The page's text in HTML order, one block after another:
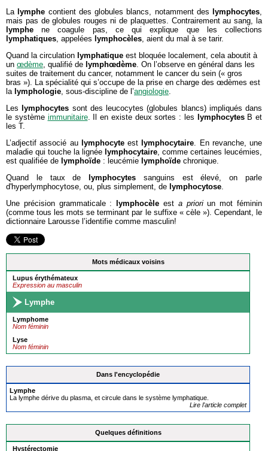
Mots médicaux voisins
Lupus érythémateux
Expression au masculin
Lymphe
Lymphome
Nom féminin
Lyse
Nom féminin
Dans l'encyclopédie
Lymphe
La lymphe dérive du plasma, et circule dans le système lymphatique.
Lire l'article complet
Quelques définitions
Hystérectomie
La lymphe contient des globules blancs, notamment des lymphocytes,
mais pas de globules rouges ni de plaquettes. Contrairement au sang, la
lymphe ne coagule pas, ce qui explique que les collections
lymphatiques, appelées lymphocèles, aient du mal à se tarir.
Quand la circulation lymphatique est bloquée localement, cela aboutit à
un œdème, qualifié de lymphœdème. On l’observe en général dans les
suites de traitement du cancer, notamment le cancer du sein (« gros
bras »). La spécialité qui s’occupe de la prise en charge des œdèmes est
la lymphologie, sous-discipline de l’angiologie.
Les
lymphocytes sont des leucocytes (globules blancs) impliqués dans
le système immunitaire. Il en existe deux sortes : les lymphocytesB et
les T.
L’adjectif associé au lymphocyteest lymphocytaire. En revanche, une
maladie qui touche la lignée lymphocytaire, comme certaines leucémies,
est qualifiée de lymphoïde : leucémie lymphoïde chronique.
Quand le taux de
lymphocytes sanguins est élevé, on parle
d'hyperlymphocytose, ou, plus simplement, de lymphocytose.
Une précision grammaticale :
lymphocèle est a prioriun mot féminin
(comme tous les mots se terminant par le suffixe « cèle »). Cependant, le
dictionnaire Larousse l’identifie comme masculin!